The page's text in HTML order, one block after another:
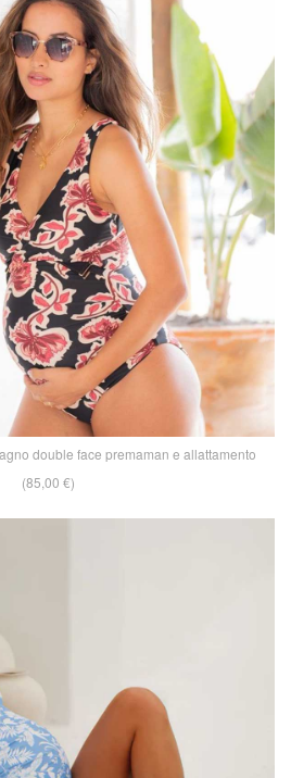
double face premaman e allattamento
(85,00 €)